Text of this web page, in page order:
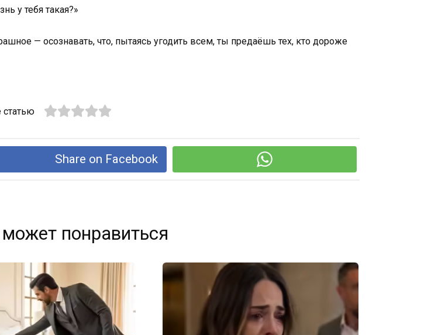
у тебя такая?»
— осознавать, что, пытаясь угодить всем, ты предаёшь тех, кто дороже
статью
Share on Facebook
понравиться